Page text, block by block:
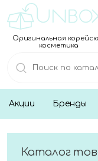
Оригинальная
косметика
Акции Бренды
Каталог